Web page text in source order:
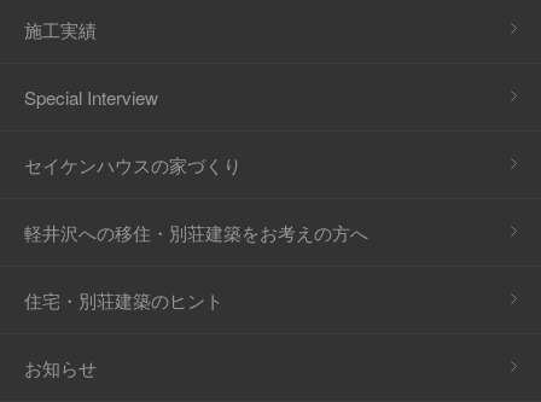
施工実績
Special Interview
セイケンハウスの家づくり
軽井沢への移住・別荘建築をお考えの方へ
住宅・別荘建築のヒント
お知らせ